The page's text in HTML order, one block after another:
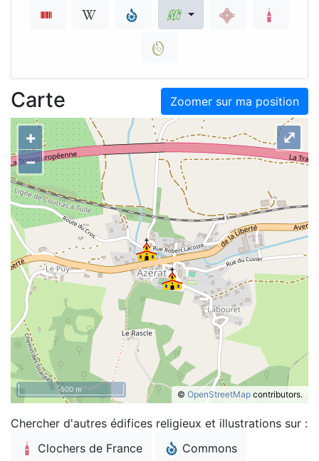
Zoomer sur ma position
Carte
+
–
© OpenStreetMap contributors.
⤢
500 m
Chercher d'autres édifices religieux et illustrations sur :
Clochers de France
Commons